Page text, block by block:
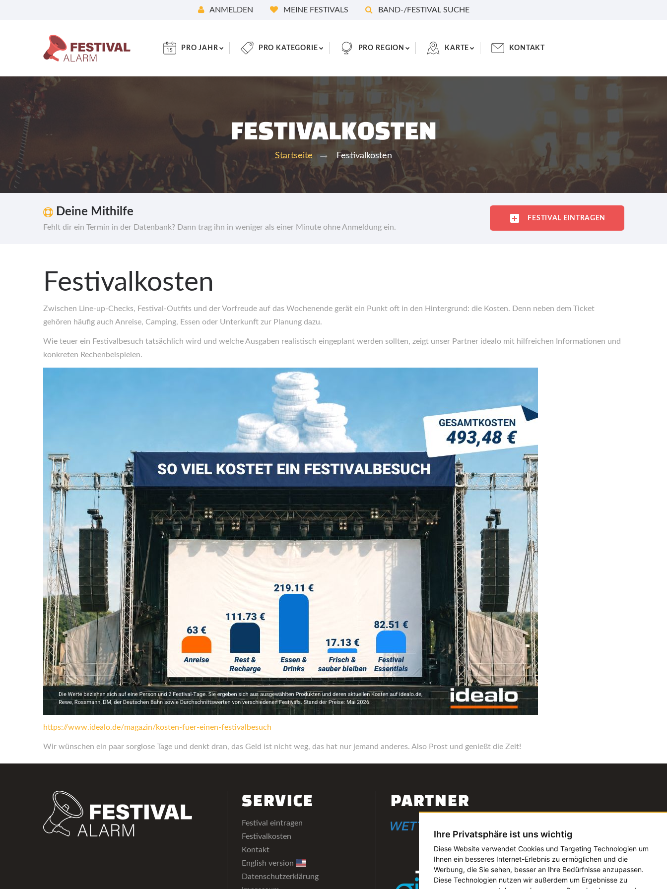
Ihre Privatsphäre ist uns wichtig
Diese Website verwendet Cookies und Targeting Technologien um
Ihnen ein besseres Internet-Erlebnis zu ermöglichen und die
Werbung, die Sie sehen, besser an Ihre Bedürfnisse anzupassen.
Diese Technologien nutzen wir außerdem um Ergebnisse zu
ANMELDEN MEINE FESTIVALS BAND-/FESTIVAL SUCHE
PRO JAHR PRO KATEGORIE PRO REGION KARTE KONTAKT
FESTIVALKOSTEN
Startseite Festivalkosten
Deine Mithilfe
Fehlt dir ein Termin in der Datenbank? Dann trag ihn in weniger als einer Minute ohne Anmeldung ein.
FESTIVAL EINTRAGEN
Festivalkosten
Zwischen Line-up-Checks, Festival-Outfits und der Vorfreude auf das Wochenende gerät ein Punkt oft in den Hintergrund: die Kosten. Denn neben dem Ticket
gehören häufig auch Anreise, Camping, Essen oder Unterkunft zur Planung dazu.
Wie teuer ein Festivalbesuch tatsächlich wird und welche Ausgaben realistisch eingeplant werden sollten, zeigt unser Partner idealo mit hilfreichen Informationen und
konkreten Rechenbeispielen.
https://www.idealo.de/magazin/kosten-fuer-einen-festivalbesuch
Wir wünschen ein paar sorglose Tage und denkt dran, das Geld ist nicht weg, das hat nur jemand anderes. Also Prost und genießt die Zeit!
SERVICE
Festival eintragen
Festivalkosten
Kontakt
English version
Datenschutzerklärung
PARTNER
deinen Lieblingsfestivals versichern!
Alle Informationen
Die Verwaltungs-Software für alle